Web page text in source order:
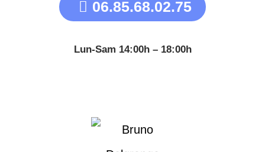
06.85.68.02.75
Lun-Sam 14:00h – 18:00h